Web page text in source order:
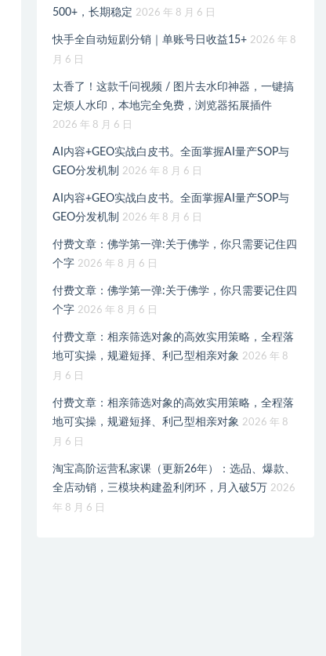
500+，长期稳定 2026 年 8 月 6 日
快手全自动短剧分销｜单账号日收益15+ 2026 年 8
月 6 日
太香了！这款千问视频 / 图片去水印神器，一键搞
定烦人水印，本地完全免费，浏览器拓展插件
2026 年 8 月 6 日
AI内容+GEO实战白皮书。全面掌握AI量产SOP与
GEO分发机制
2026 年 8 月 6 日
AI内容+GEO实战白皮书。全面掌握AI量产SOP与
GEO分发机制
2026 年 8 月 6 日
付费文章：佛学第一弹:关于佛学，你只需要记住四
个字 2026 年 8 月 6 日
付费文章：佛学第一弹:关于佛学，你只需要记住四
个字 2026 年 8 月 6 日
付费文章：相亲筛选对象的高效实用策略，全程落
地可实操，规避短择、利己型相亲对象 2026 年 8
月 6 日
付费文章：相亲筛选对象的高效实用策略，全程落
地可实操，规避短择、利己型相亲对象 2026 年 8
月 6 日
淘宝高阶运营私家课（更新26年）：选品、爆款、
全店动销，三模块构建盈利闭环，月入破5万 2026
年 8 月 6 日